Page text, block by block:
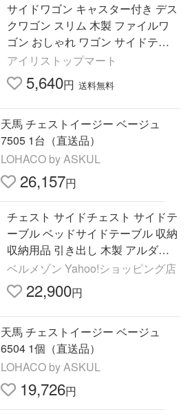
サイドワゴン キャスター付き デス
クワゴン スリム 木製 ファイルワ
ゴン おしゃれ ワゴン サイドテー
ブル サイドラック サイドチェスト
収納 A4 チェスト 新生活
アイリストップマート
5,640円 送料無料
天馬 チェストイージー ベージュ
7505 1台（直送品）
LOHACO by ASKUL
26,157円
チェスト サイドチェスト サイドテ
ーブル ベッドサイドテーブル 収納
収納用品 引き出し 木製 アルダー
材 おしゃれ 寝室 リビング ソファ
横 ベッドサイド
ベルメゾン Yahoo!ショッピング店
22,900円
天馬 チェストイージー ベージュ
6504 1個（直送品）
LOHACO by ASKUL
19,726円